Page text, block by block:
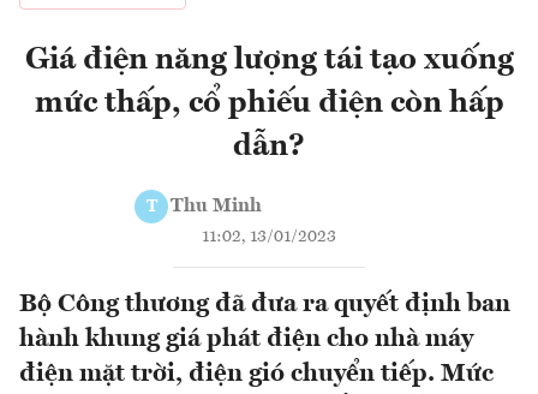
Giá điện năng lượng tái tạo xuống
mức thấp, cổ phiếu điện còn hấp
dẫn?
T Thu Minh
11:02, 13/01/2023
Bộ Công thương đã đưa ra quyết định ban
hành khung giá phát điện cho nhà máy
điện mặt trời, điện gió chuyển tiếp. Mức